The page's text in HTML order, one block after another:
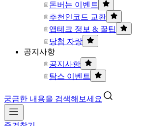
돈버는 이벤트
추천인코드 교환
앱테크 정보 & 꿀팁
당첨 자랑
공지사항
공지사항
탐스 이벤트
궁금한 내용을 검색해보세요